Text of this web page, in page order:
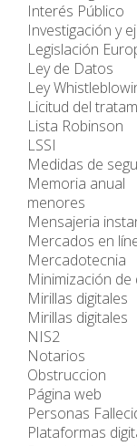
Interés Público
Investigación y
Legislación
Ley de Datos
Ley
Licitud del
Lista Robinson
LSSI
Medidas de
Memoria anual
menores
Mensajeria
Mercados en
Mercadotecnia
Minimización de
Mirillas digitales
Mirillas digitales
NIS2
Notarios
Obstruccion
Página web
Personas
Plataformas